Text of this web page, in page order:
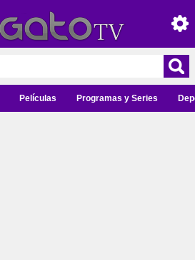
Películas Programas y Series